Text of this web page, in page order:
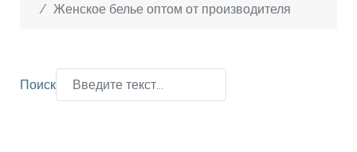
Женское белье оптом от производителя
Поиск